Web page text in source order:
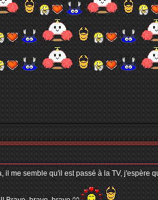
me semble qu'il est passé à la TV, j'espère